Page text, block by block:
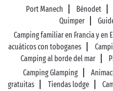
Port Manech
Bénodet
Quimper
Camping familiar en Francia y en
acuáticos con toboganes
Camping al borde del mar
Camping Glamping
gratuitas
Tiendas lodge